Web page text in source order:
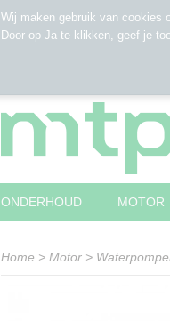
ONDERHOUD MOTOR
Home > Motor >
Wij maken gebruik van cookies
Door op Ja te klikken, geef je